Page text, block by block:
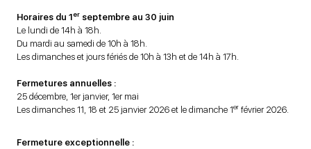
Horaires du 1er septembre au 30 juin
Le lundi de 14h à 18h.
Du mardi au samedi de 10h à 18h.
Les dimanches et jours fériés de 10h à 13h et de 14h à 17h.
Fermetures annuelles :
25 décembre, 1er janvier, 1er mai
Les dimanches 11, 18 et 25 janvier 2026 et le dimanche 1er février 2026.
Fermeture exceptionnelle :